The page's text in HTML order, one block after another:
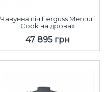
Чавунна піч Ferguss Mercuri
Cook на дровах
47 895 грн